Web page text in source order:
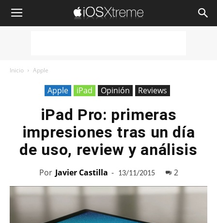
iOSXtreme
Inicio Apple
Apple iPad Opinión Reviews
iPad Pro: primeras
impresiones tras un día
de uso, review y análisis
Por Javier Castilla - 13/11/2015 2